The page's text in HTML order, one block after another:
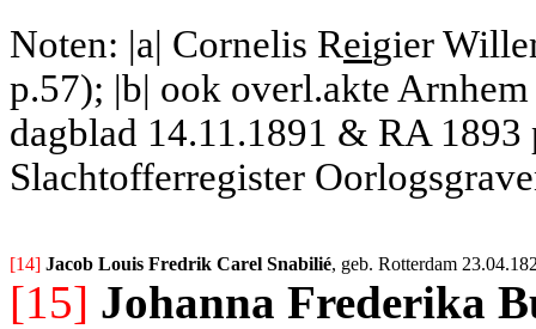
Noten: |a| Cornelis Reigier
p.57); |b| ook overl.akte
dagblad 14.11.1891 & RA 1893
Slachtofferregister
[14] Jacob Louis Fredrik Carel Snabilié, geb. Rotterdam
[15] Johanna Frederika